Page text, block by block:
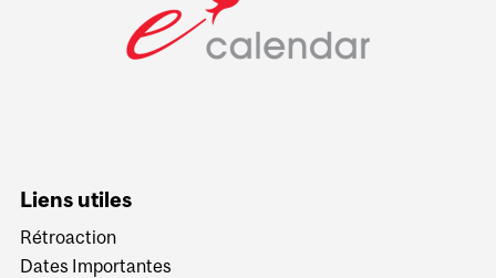
Liens utiles
Rétroaction
Dates Importantes